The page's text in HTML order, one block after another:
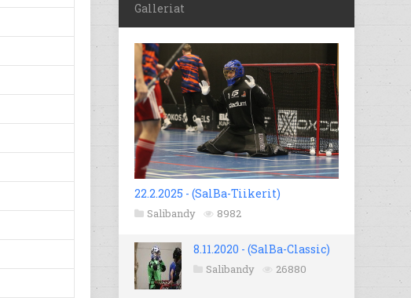
Galleriat
22.2.2025 - (SalBa-Tiikerit)
Salibandy 8982
8.11.2020 - (SalBa-Classic)
Salibandy 26880